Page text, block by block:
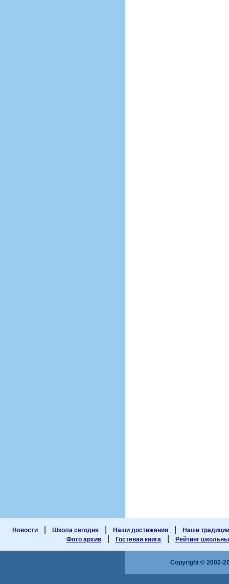
Новости| Школа сегодня| Наши достижения|
Наши традиции
Фото архив| Гостевая книга Рейтинг
Copyright © 2002-